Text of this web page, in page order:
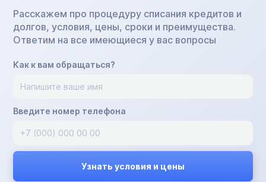
Расскажем про процедуру списания кредитов и
долгов, условия, цены, сроки и преимущества.
Ответим на все имеющиеся у вас вопросы
Как к вам обращаться?
Введите номер телефона